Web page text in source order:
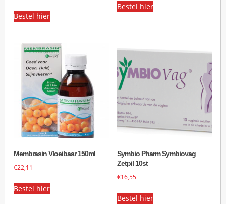
Bestel hier
Bestel hier
Membrasin Vloeibaar 150ml
€22,11
Bestel hier
Symbio Pharm Symbiovag
Zetpil 10st
€16,55
Bestel hier